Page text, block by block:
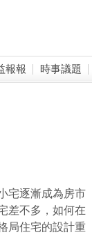
報報 時事議題
宅逐漸成為房市
差不多，如何在
局住宅的設計重